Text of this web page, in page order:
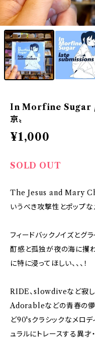
In Morfine Sugar /
京〟
¥1,000
SOLD OUT
The Jesus and Mary
いうべき攻撃性とポップ
フィードバックノイズとグ
酊感と孤独が夜の海に攫
に特に浸ってほしい、、、！
RIDE、slowdiveなど寂し
Adorableなどの青春の儚
ど90'sクラシックなメロデ
ュラルにトレースする異